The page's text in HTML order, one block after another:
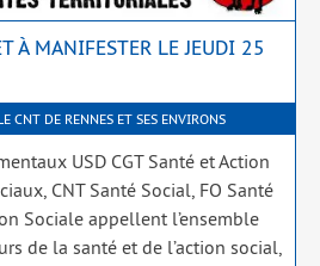
À MANIFESTER LE JEUDI 25
DE RENNES ET SES ENVIRONS
USD CGT Santé et Action
CNT Santé Social, FO Santé
Sociale appellent l’ensemble
de la san­té et de l’action social,